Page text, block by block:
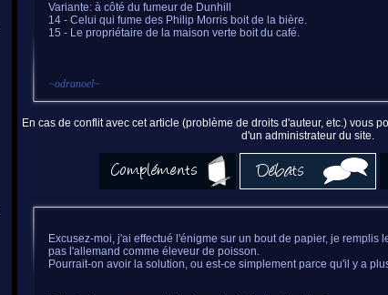
Variante: à côté du fumeur de Dunhill
14 - Celui qui fume des Philip Morris boit de la bière.
15 - Le propriétaire de la maison verte boit du café.
~odranoel~
En cas de conflit avec cet article (problème de droits d'auteur, etc.) vous
d'un administrateur du site.
Excusez-moi, j'ai effectué l'énigme sur un bout de papier, je remplis
pas l'allemand comme éleveur de poisson.
Pourrait-on avoir la solution, ou est-ce simplement parce qu'il y a